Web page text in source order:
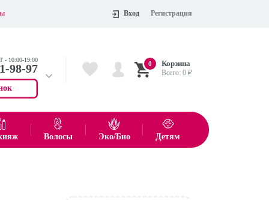
Вход Регистрация
- 10:00-19:00
98-97
55-75
0 Корзина
Всего:0 ₽
показать все товары
Волосы Эко/Био Детям